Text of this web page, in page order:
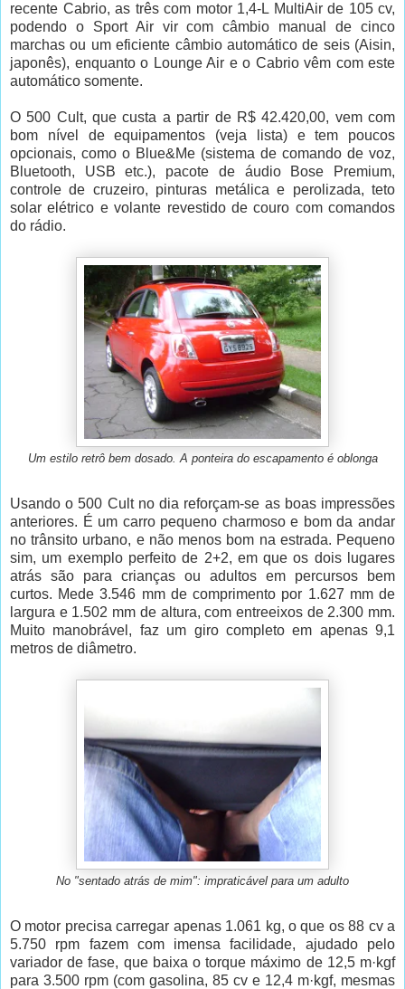
recente Cabrio, as três com motor 1,4-L MultiAir de 105 cv,
podendo o Sport Air vir com câmbio manual de cinco
marchas ou um eficiente câmbio automático de seis (Aisin,
japonês), enquanto o Lounge Air e o Cabrio vêm com este
automático somente.
O 500 Cult, que custa a partir de R$ 42.420,00, vem com
bom nível de equipamentos (veja lista) e tem poucos
opcionais, como o Blue&Me (sistema de comando de voz,
Bluetooth, USB etc.), pacote de áudio Bose Premium,
controle de cruzeiro, pinturas metálica e perolizada, teto
solar elétrico e volante revestido de couro com comandos
do rádio.
Um estilo retrô bem dosado. A ponteira do escapamento é oblonga
Usando o 500 Cult no dia reforçam-se as boas impressões
anteriores. É um carro pequeno charmoso e bom da andar
no trânsito urbano, e não menos bom na estrada. Pequeno
sim, um exemplo perfeito de 2+2, em que os dois lugares
atrás são para crianças ou adultos em percursos bem
curtos. Mede 3.546 mm de comprimento por 1.627 mm de
largura e 1.502 mm de altura, com entreeixos de 2.300 mm.
Muito manobrável, faz um giro completo em apenas 9,1
metros de diâmetro.
No "sentado atrás de mim": impraticável para um adulto
O motor precisa carregar apenas 1.061 kg, o que os 88 cv a
5.750 rpm fazem com imensa facilidade, ajudado pelo
variador de fase, que baixa o torque máximo de 12,5 m·kgf
para 3.500 rpm (com gasolina, 85 cv e 12,4 m·kgf, mesmas